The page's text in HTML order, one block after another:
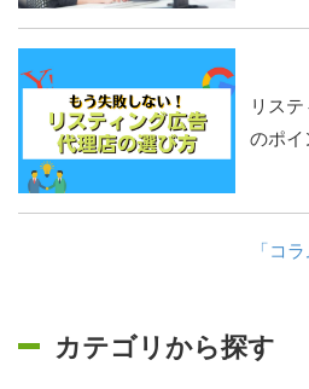
リス
のポイ
「コ
カテゴリから探す